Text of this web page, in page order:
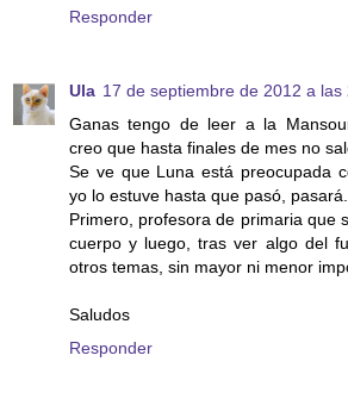
Responder
Ula 17 de septiembre de 2012 a las
Ganas tengo de leer a la
creo que hasta finales de mes no
Se ve que Luna está preocupada
yo lo estuve hasta que pasó, pasará.
Primero, profesora de primaria que
cuerpo y luego, tras ver algo del
otros temas, sin mayor ni menor
Saludos
Responder